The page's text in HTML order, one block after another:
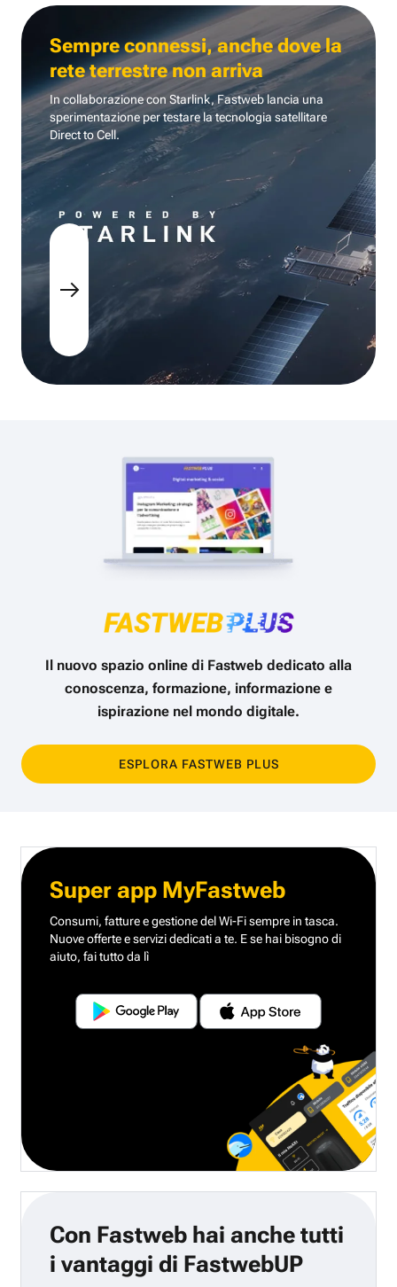
Sempre connessi, anche dove la
rete terrestre non arriva
In collaborazione con Starlink, Fastweb lancia una
sperimentazione per testare la tecnologia satellitare
Direct to Cell.
Il nuovo spazio online di Fastweb dedicato alla
conoscenza, formazione, informazione e
ispirazione nel mondo digitale.
ESPLORA FASTWEB PLUS
Super app MyFastweb
Consumi, fatture e gestione del Wi-Fi sempre in tasca.
Nuove offerte e servizi dedicati a te. E se hai bisogno di
aiuto, fai tutto da lì
Con Fastweb hai anche tutti
i vantaggi di FastwebUP